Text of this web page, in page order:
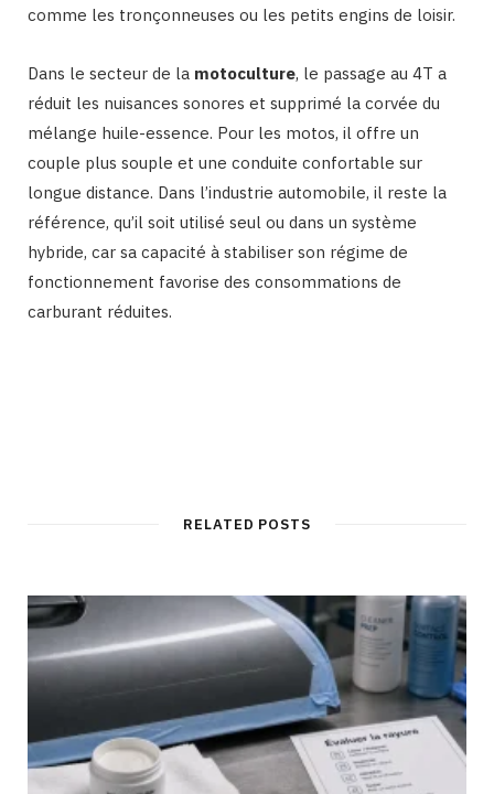
comme les tronçonneuses ou les petits engins de loisir.
Dans le secteur de la motoculture, le passage au 4T a
réduit les nuisances sonores et supprimé la corvée du
mélange huile-essence. Pour les motos, il offre un
couple plus souple et une conduite confortable sur
longue distance. Dans l’industrie automobile, il reste la
référence, qu’il soit utilisé seul ou dans un système
hybride, car sa capacité à stabiliser son régime de
fonctionnement favorise des consommations de
carburant réduites.
RELATED POSTS